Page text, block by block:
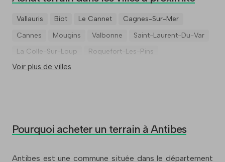
Vallauris Biot Le Cannet
Cagnes-Sur-Mer
Cannes
Mougins Valbonne
Saint-Laurent-Du-Var
La Colle-Sur-Loup
Roquefort-Les-Pins
Voir plus de villes
Pourquoi acheter un terrain à Antibes
Antibes est une commune située dans le département